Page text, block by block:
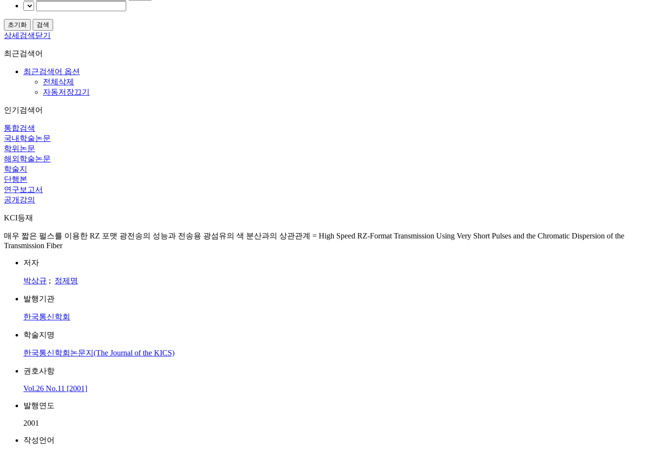
상세검색닫기
최근검색어
최근검색어 옵션
전체삭제
자동저장끄기
인기검색어
통합검색
국내학술논문
학위논문
해외학술논문
학술지
단행본
연구보고서
공개강의
KCI등재
매우 짧은 펄스를 이용한 RZ 포맷 광전송의 성능과 전송용 광섬유의 색 분산과의 상관관계 = High Speed RZ-Format Transmission Using Very Short Pulses and the Chromatic Dispersion of the
Transmission Fiber
저자
박상규 ; 정제명
발행기관
한국통신학회
학술지명
한국통신학회논문지(The Journal of the KICS)
권호사항
Vol.26 No.11 [2001]
발행연도
2001
작성언어